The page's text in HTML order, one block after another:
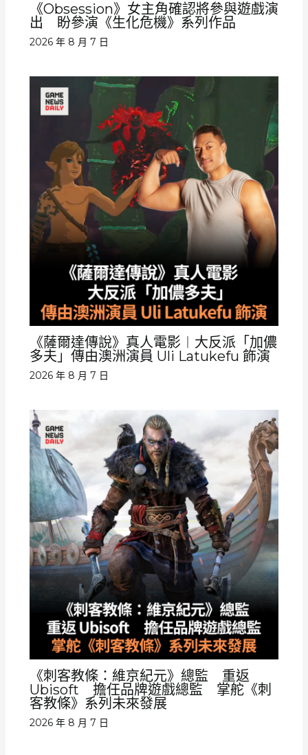
《Obsession》女主角確認將參與遊戲演
出 盼參演《生化危機》系列作品
2026 年 8 月 7 日
《薩爾達傳說》真人電影︱大反派「加儂
多夫」傳由澳洲演員 Uli Latukefu 飾演
2026 年 8 月 7 日
《刺客教條：維京紀元》總監 重返
Ubisoft 擔任品牌遊戲總監 掌舵《刺
客教條》系列未來發展
2026 年 8 月 7 日